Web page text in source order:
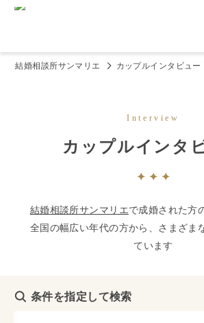
結婚相談所サンマリエ カップルインタビュー
Interview
カップルインタ
結婚相談所サンマリエで成婚された方
全国の幅広い年代の方から、さまざま
ています
条件を指定して検索